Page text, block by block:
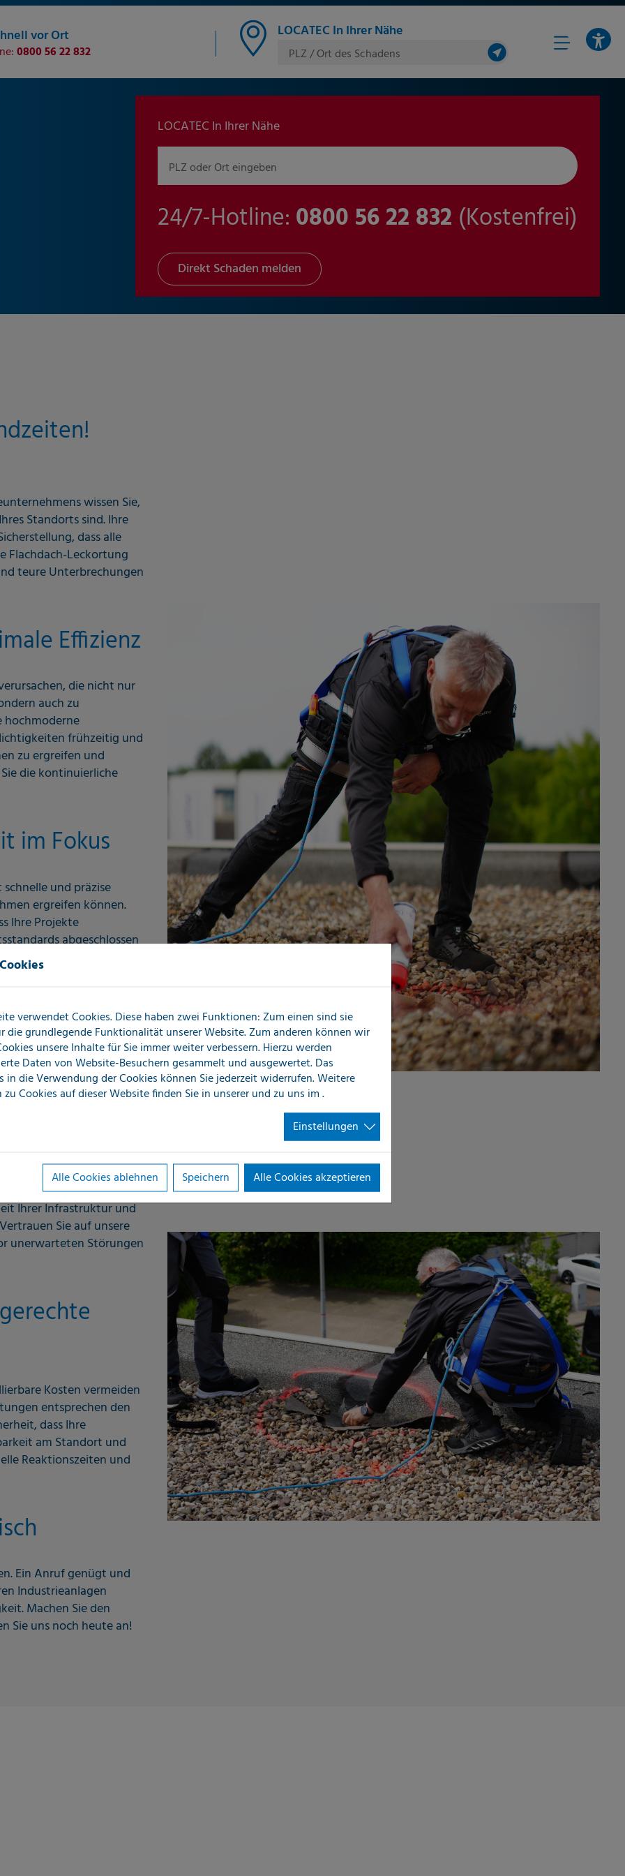
vor Ort
0800 56 22 832
LOCATEC In Ihrer Nähe
PLZ / Ort des Schadens
LOCATEC In Ihrer Nähe
PLZ oder Ort eingeben
24/7-Hotline: 0800 56 22 832 (Kostenfrei)
Direkt Schaden melden
wissen Sie,
Standorts sind. Ihre
dass alle
Flachdach-Leckortung
teure Unterbrechungen
Effizienz
die nicht nur
auch zu
hochmoderne
frühzeitig und
zu ergreifen und
die kontinuierliche
im Fokus
und präzise
ergreifen können.
Ihre Projekte
abgeschlossen
Anforderungen
in Ihrem Betrieb
für
Rohrnetze mit
können
kostspieligen
ermöglichen eine
bevor sie zu teuren
Ihrer Infrastruktur und
Sie auf unsere
unerwarteten Störungen
Kosten vermeiden
entsprechen den
dass Ihre
am Standort und
Reaktionszeiten und
Ein Anruf genügt und
Industrieanlagen
Machen Sie den
Sie uns noch heute an!
verwendet Cookies. Diese haben zwei Funktionen: Zum einen sind sie
die grundlegende Funktionalität unserer Website. Zum anderen können wir
unsere Inhalte für Sie immer weiter verbessern. Hierzu werden
Daten von Website-Besuchern gesammelt und ausgewertet. Das
in die Verwendung der Cookies können Sie jederzeit widerrufen. Weitere
Cookies auf dieser Website finden Sie in unsererund zu uns im.
Einstellungen
Alle Cookies ablehnen Speichern Alle Cookies akzeptieren